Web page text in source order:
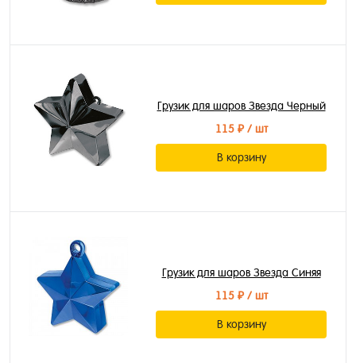
Грузик для шаров Звезда Черный
115 ₽/ шт
В корзину
Грузик для шаров Звезда Синяя
115 ₽/ шт
В корзину